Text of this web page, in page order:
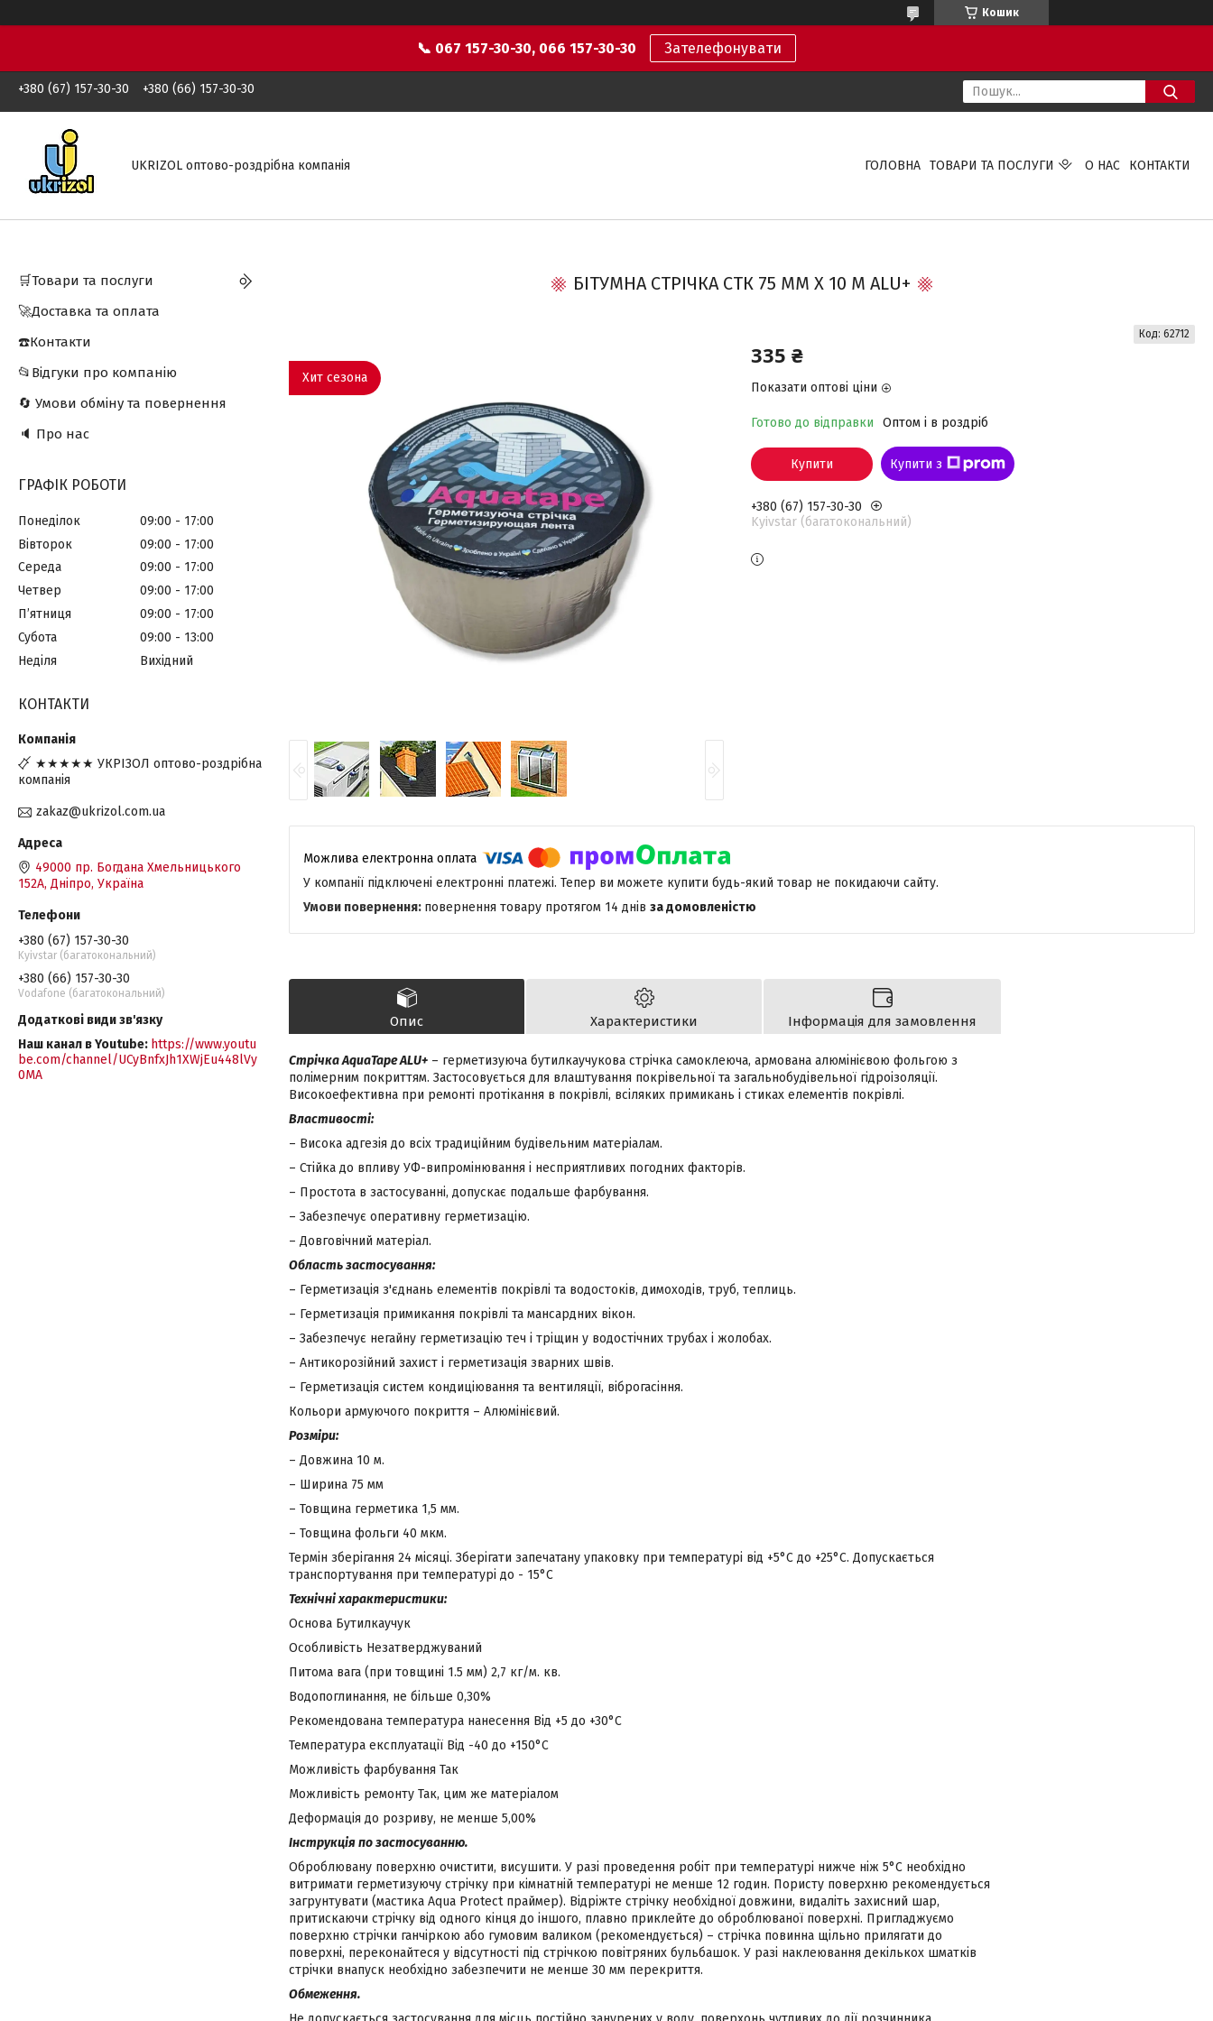
Кошик
📞 067 157-30-30, 066 157-30-30 Зателефонувати
+380 (67) 157-30-30 +380 (66) 157-30-30
UKRIZOL оптово-роздрібна компанія ГОЛОВНА ТОВАРИ ТА ПОСЛУГИ О НАС КОНТАКТИ
БІТУМНА СТРІЧКА СТК 75 ММ Х 10 М ALU+
Хит сезона
335 ₴
Показати оптові ціни
Готово до відправки Оптом і в роздріб
Код: 62712
Купити Купити з
+380 (67) 157-30-30
Kyivstar (багатокональний)
У компанії підключені електронні платежі. Тепер ви можете купити будь-який товар не покидаючи сайту.
повернення товару протягом 14 днів за домовленістю
Опис Характеристики Інформація для замовлення
Стрічка AquaTape ALU+ – герметизуюча бутилкаучукова стрічка самоклеюча, армована алюмінієвою фольгою з
полімерним покриттям. Застосовується для влаштування покрівельної та загальнобудівельної гідроізоляції.
Високоефективна при ремонті протікання в покрівлі, всіляких примикань і стиках елементів покрівлі.
Властивості:
– Висока адгезія до всіх традиційним будівельним матеріалам.
– Стійка до впливу УФ-випромінювання і несприятливих погодних факторів.
– Простота в застосуванні, допускає подальше фарбування.
– Забезпечує оперативну герметизацію.
– Довговічний матеріал.
Область застосування:
– Герметизація з'єднань елементів покрівлі та водостоків, димоходів, труб, теплиць.
– Герметизація примикання покрівлі та мансардних вікон.
– Забезпечує негайну герметизацію теч і тріщин у водостічних трубах і жолобах.
– Антикорозійний захист і герметизація зварних швів.
– Герметизація систем кондиціювання та вентиляції, віброгасіння.
Кольори армуючого покриття – Алюмінієвий.
Розміри:
– Довжина 10 м.
– Ширина 75 мм
– Товщина герметика 1,5 мм.
– Товщина фольги 40 мкм.
Термін зберігання 24 місяці. Зберігати запечатану упаковку при температурі від +5°С до +25°С. Допускається
транспортування при температурі до - 15°С
Технічні характеристики:
Основа Бутилкаучук
Особливість Незатверджуваний
Питома вага (при товщині 1.5 мм) 2,7 кг/м. кв.
Водопоглинання, не більше 0,30%
Рекомендована температура нанесення Від +5 до +30°С
Температура експлуатації Від -40 до +150°С
Можливість фарбування Так
Можливість ремонту Так, цим же матеріалом
Деформація до розриву, не менше 5,00%
Інструкція по застосуванню.
Оброблювану поверхню очистити, висушити. У разі проведення робіт при температурі нижче ніж 5°С необхідно
витримати герметизуючу стрічку при кімнатній температурі не менше 12 годин. Пористу поверхню рекомендується
загрунтувати (мастика Aqua Protect праймер). Відріжте стрічку необхідної довжини, видаліть захисний шар,
притискаючи стрічку від одного кінця до іншого, плавно приклейте до оброблюваної поверхні. Пригладжуємо
поверхню стрічки ганчіркою або гумовим валиком (рекомендується) – стрічка повинна щільно прилягати до
поверхні, переконайтеся у відсутності під стрічкою повітряних бульбашок. У разі наклеювання декількох шматків
стрічки внапуск необхідно забезпечити не менше 30 мм перекриття.
Обмеження.
🛒Товари та послуги
🚀Доставка та оплата
☎️Контакти
📂Відгуки про компанію
🔄 Умови обміну та повернення
🔈 Про нас
ГРАФІК РОБОТИ
Понеділок 09:00
17:00
Вівторок
09:00
17:00
Середа
09:00
17:00
Четвер
09:00
17:00
Пʼятниця
09:00
17:00
Субота
09:00
13:00
Неділя
Вихідний
КОНТАКТИ
★★★★★ УКРІЗОЛ оптово-роздрібна
компанія
zakaz@ukrizol.com.ua
49000 пр. Богдана Хмельницького
152А, Дніпро, Україна
+380 (67) 157-30-30
Kyivstar (багатокональний)
+380 (66) 157-30-30
Vodafone (багатокональний)
Наш канал в Youtube https://www.youtu
be.com/channel/UCyBnfxJh1XWjEu448lVy
0MA